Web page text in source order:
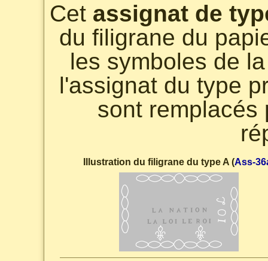
Cet assignat de
du filigrane du
les symboles de
l'assignat du type
sont remplacés
Illustration du filigrane du type A (Ass-